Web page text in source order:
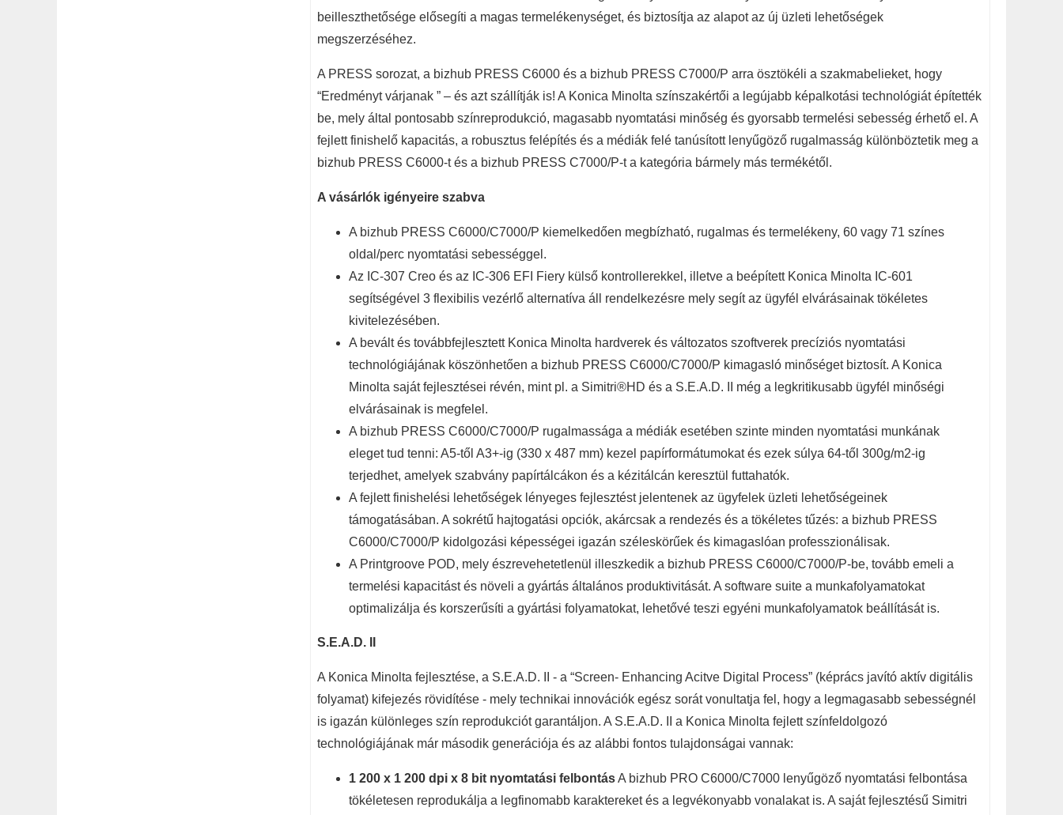
beilleszthetősége elősegíti a magas termelékenységet, és biztosítja az alapot az új üzleti lehetőségek
megszerzéséhez.
A PRESS sorozat, a bizhub PRESS C6000 és a bizhub PRESS C7000/P arra ösztökéli a szakmabelieket, hogy
“Eredményt várjanak ” – és azt szállítják is! A Konica Minolta színszakértői a legújabb képalkotási technológiát építették
be, mely által pontosabb színreprodukció, magasabb nyomtatási minőség és gyorsabb termelési sebesség érhető el. A
fejlett finishelő kapacitás, a robusztus felépítés és a médiák felé tanúsított lenyűgöző rugalmasság különböztetik meg a
bizhub PRESS C6000-t és a bizhub PRESS C7000/P-t a kategória bármely más termékétől.
A vásárlók igényeire szabva
A bizhub PRESS C6000/C7000/P kiemelkedően megbízható, rugalmas és termelékeny, 60 vagy 71 színes
oldal/perc nyomtatási sebességgel.
Az IC-307 Creo és az IC-306 EFI Fiery külső kontrollerekkel, illetve a beépített Konica Minolta IC-601
segítségével 3 flexibilis vezérlő alternatíva áll rendelkezésre mely segít az ügyfél elvárásainak tökéletes
kivitelezésében.
A bevált és továbbfejlesztett Konica Minolta hardverek és változatos szoftverek precíziós nyomtatási
technológiájának köszönhetően a bizhub PRESS C6000/C7000/P kimagasló minőséget biztosít. A Konica
Minolta saját fejlesztései révén, mint pl. a Simitri®HD és a S.E.A.D. II még a legkritikusabb ügyfél minőségi
elvárásainak is megfelel.
A bizhub PRESS C6000/C7000/P rugalmassága a médiák esetében szinte minden nyomtatási munkának
eleget tud tenni: A5-től A3+-ig (330 x 487 mm) kezel papírformátumokat és ezek súlya 64-től 300g/m2-ig
terjedhet, amelyek szabvány papírtálcákon és a kézitálcán keresztül futtahatók.
A fejlett finishelési lehetőségek lényeges fejlesztést jelentenek az ügyfelek üzleti lehetőségeinek
támogatásában. A sokrétű hajtogatási opciók, akárcsak a rendezés és a tökéletes tűzés: a bizhub PRESS
C6000/C7000/P kidolgozási képességei igazán széleskörűek és kimagaslóan professzionálisak.
A Printgroove POD, mely észrevehetetlenül illeszkedik a bizhub PRESS C6000/C7000/P-be, tovább emeli a
termelési kapacitást és növeli a gyártás általános produktivitását. A software suite a munkafolyamatokat
optimalizálja és korszerűsíti a gyártási folyamatokat, lehetővé teszi egyéni munkafolyamatok beállítását is.
S.E.A.D. II
A Konica Minolta fejlesztése, a S.E.A.D. II - a “Screen- Enhancing Acitve Digital Process” (képrács javító aktív digitális
folyamat) kifejezés rövidítése - mely technikai innovációk egész sorát vonultatja fel, hogy a legmagasabb sebességnél
is igazán különleges szín reprodukciót garantáljon. A S.E.A.D. II a Konica Minolta fejlett színfeldolgozó
technológiájának már második generációja és az alábbi fontos tulajdonságai vannak:
1 200 x 1 200 dpi x 8 bit nyomtatási felbontásA bizhub PRO C6000/C7000 lenyűgöző nyomtatási felbontása
tökéletesen reprodukálja a legfinomabb karaktereket és a legvékonyabb vonalakat is. A saját fejlesztésű Simitri